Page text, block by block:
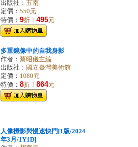
出版社： 五南
定價： 550元
特價： 9折！ 495元
多重鏡像中的自我身影
作者： 蔡昭儀主編
出版社： 國立臺灣美術館
定價： 1080元
特價： 8折！ 864元
人像攝影與慢速快門[1版/2024
年3月/1Y1D]